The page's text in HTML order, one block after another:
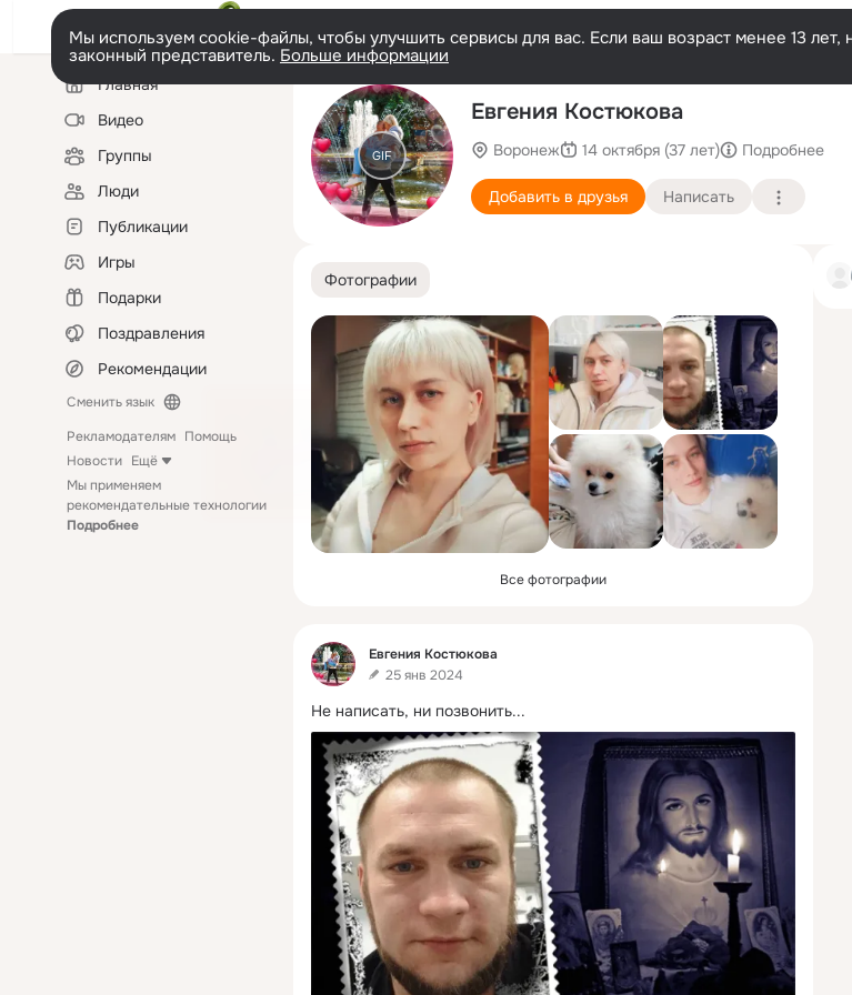
Мы используем cookie-файлы, чтобы улучшить сервисы для вас. Если ваш возраст менее 13
законный представитель. Больше информации
Левая
колонкаГлавная
Видео
Группы
Люди
Публикации
Игры
Подарки
Поздравления
Рекомендации
Сменить язык
Рекламодателям Помощь
Новости Ещё
Мы применяем
рекомендательные технологии
Подробнее
GIF
Евгения Костюкова
Воронеж 14 октября (37 лет) Подробнее
Добавить в друзья Написать
Фотографии
Все фотографии
Фид
Евгения Костюкова
25 янв 2024
Не написать, ни позвонить...